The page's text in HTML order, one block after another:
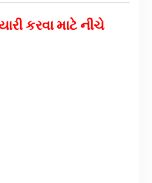
કરવા માટે નીચે